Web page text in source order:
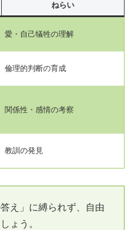
ねらい
愛・自己犠牲の理解
倫理的判断の育成
関係性・感情の考察
教訓の発見
え」に縛られず、自由
ょう。